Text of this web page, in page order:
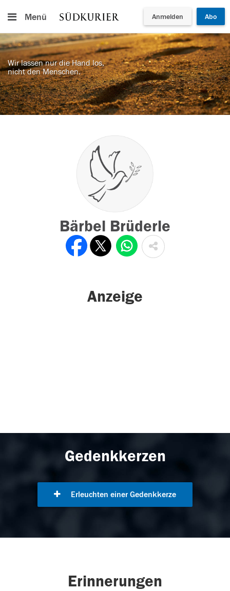
Menü Anmelden Abo
Wir lassen nur die Hand los,
nicht den Menschen.
Bärbel Brüderle
Anzeige
Gedenkkerzen
Erleuchten einer Gedenkkerze
Erinnerungen